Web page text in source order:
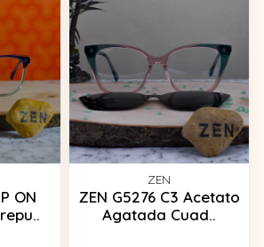
ON
ZEN
ZEN G5276 C3 Acetato
Agatada Cuad..